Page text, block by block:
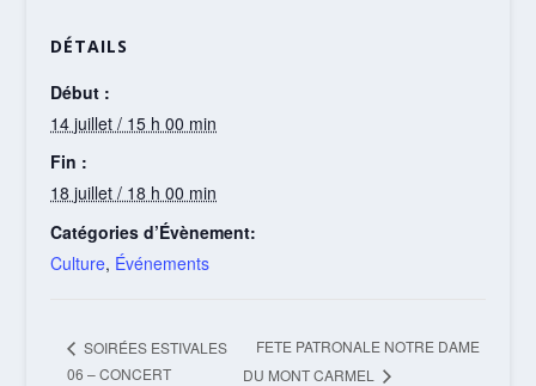
DÉTAILS
Début :
14 juillet / 15 h 00 min
Fin :
18 juillet / 18 h 00 min
Catégories d’Évènement:
Culture, Événements
SOIRÉES ESTIVALES
06 – CONCERT
FETE PATRONALE NOTRE DAME
DU MONT CARMEL